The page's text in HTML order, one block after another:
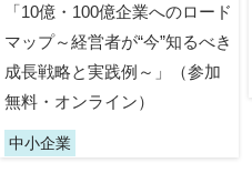
「10億・100億企業へのロード
マップ～経営者が“今”知るべき
成長戦略と実践例～」（参加
無料・オンライン）
中小企業